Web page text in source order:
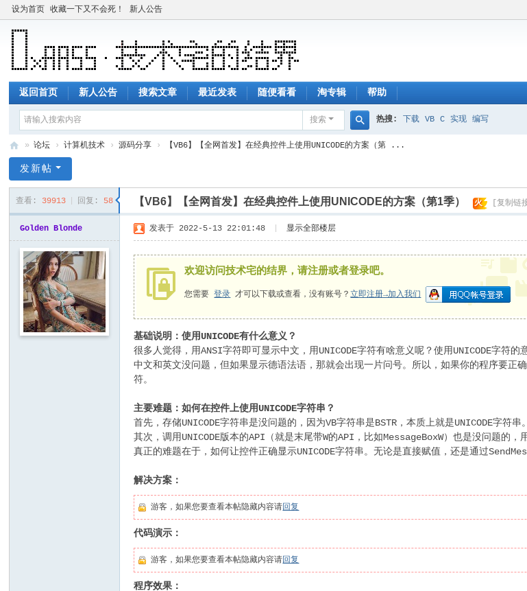
设为首页 收藏一下又不会死！ 新人公告
返回首页 新人公告 搜索文章 最近发表 随便看看 淘专辑 帮助
搜索
搜
热搜: 下载 VB C 实现 编写
术
宅
的
» 论坛 › 计算机技术 › 源码分享 › 【VB6】【全网首发】在经典控件上使用UNICODE的方案（第 ...
发新帖
查看: 39913 回复: 58 【VB6】【全网首发】在经典控件上使用UNICODE的方案（第1季） 火 [复制链
Golden Blonde 发表于 2022-5-13 22:01:48 显示全部楼层
欢迎访问技术宅的结界，请注册或者登录吧。
您需要登录 才可以下载或查看，没有账号？立即注册→加入我们
基础说明：使用UNICODE有什么意义？
很多人觉得，用ANSI字符即可显示中文，用UNICODE字符有啥意义呢？使用UNICODE字
中文和英文没问题，但如果显示德语法语，那就会出现一片问号。所以，如果你的程序要正
符。
主要难题：如何在控件上使用UNICODE字符串？
首先，存储UNICODE字符串是没问题的，因为VB字符串是BSTR，本质上就是UNICODE字符串。
其次，调用UNICODE版本的API（就是末尾带W的API，比如MessageBoxW）也是没问题的
真正的难题在于，如何让控件正确显示UNICODE字符串。无论是直接赋值，还是通过
解决方案：
游客，如果您要查看本帖隐藏内容请回复
代码演示：
游客，如果您要查看本帖隐藏内容请回复
程序效果：